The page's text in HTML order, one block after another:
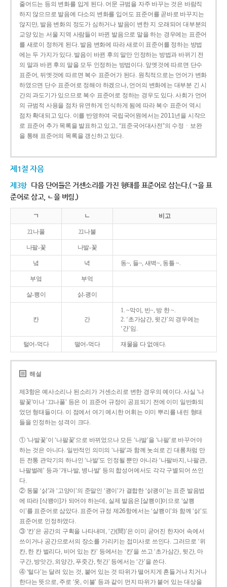
줄어드는 등의 변화를 입게 된다. 어문 규범을 자주 바꾸는 것은 바람직
하지 않으므로 발음에 다소의 변화를 입어도 표준어를 곧바로 바꾸지는
않지만, 발음 변화의 정도가 심하거나 발음이 변한 지 오래되어 대부분의
교양 있는 서울 지역 사람들이 바뀐 발음으로 말을 하는 경우에는 표준어
를 새로이 정하게 된다. 발음 변화에 따라 새로이 표준어를 정하는 방법
에는 두 가지가 있다. 발음이 바뀐 후의 말만 인정하는 방법과 바뀌기 전
의 말과 바뀐 후의 말을 모두 인정하는 방법이다. 앞엣것에 따르면 단수
표준어, 뒤엣것에 따르면 복수 표준어가 된다. 원칙적으로는 언어가 변화
하였으면 단수 표준어로 정해야 하겠으나, 언어의 변화에는 대부분 긴 시
간의 과도기가 있으므로 복수 표준어로 정하는 경우도 있다. 사회가 언어
의 규범적 사용을 점차 유연하게 인식하게 됨에 따라 복수 표준어 역시
점차 확대되고 있다. 이를 반영하여 국립국어원에서는 2011년을 시작으
로 표준어 추가 목록을 발표하고 있고, “표준국어대사전”의 수정ㆍ보완
을 통해 표준어의 목록을 갱신하고 있다.
제1절 자음
제3항 다음 단어들은 거센소리를 가진 형태를 표준어로 삼는다.(ㄱ을 표
준어로 삼고, ㄴ을 버림.)
ㄱ ㄴ 비고
끄나풀 끄나불
나팔-꽃 나발-꽃
녘 녁 동~, 들~, 새벽~, 동틀 ~.
부엌 부억
살-쾡이 삵-괭이
칸 간
1. ~막이, 빈~, 방 한 ~.
2. ‘초가삼간, 윗간’의 경우에는
‘간’임.
털어-먹다 떨어-먹다 재물을 다 없애다.
해설
제3항은 예사소리나 된소리가 거센소리로 변한 경우의 예이다. 사실 ‘나
팔꽃’이나 ‘끄나풀’ 등은 이 표준어 규정이 공표되기 전에 이미 일반화되
었던 형태들이다. 이 점에서 여기 예시한 어휘는 이미 뿌리를 내린 형태
들을 인정하는 성격이 크다.
① ‘나발꽃’이 ‘나팔꽃’으로 바뀌었으나 모든 ‘나발’을 ‘나팔’로 바꾸어야
하는 것은 아니다. 일반적인 의미의 ‘나팔’과 함께 놋쇠로 긴 대롱처럼 만
든 전통 관악기의 하나인 ‘나발’도 인정될 뿐만 아니라 ‘나팔바지, 나팔관,
나팔벌레’ 등과 ‘개나발, 병나발’ 등의 합성어에서도 각각 구별되어 쓰인
다.
② 동물 ‘삵’과 ‘고양이’의 준말인 ‘괭이’가 결합한 ‘삵괭이’는 표준 발음법
에 따라 [삭꽹이]가 되어야 하는데, 실제 발음은 [살쾡이]이므로 ‘살쾡
이’를 표준어로 삼았다. 표준어 규정 제26항에서는 ‘살쾡이’와 함께 ‘삵’도
표준어로 인정하였다.
③ ‘칸’은 공간의 구획을 나타내며, ‘간(間)’은 이미 굳어진 한자어 속에서
쓰이거나 공간으로서의 장소를 가리키는 접미사로 쓰인다. 그러므로 ‘위
칸, 한 칸 벌리다, 비어 있는 칸’ 등에서는 ‘칸’을 쓰고 ‘초가삼간, 뒷간, 마
구간, 방앗간, 외양간, 푸줏간, 헛간’ 등에서는 ‘간’을 쓴다.
④ ‘털다’는 달려 있는 것, 붙어 있는 것 따위가 떨어지게 흔들거나 치거나
한다는 뜻으로, 주로 ‘옷, 이불’ 등과 같이 먼지 따위가 붙어 있는 대상을